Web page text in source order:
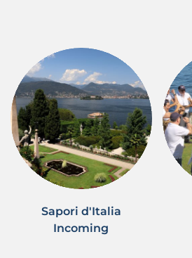
Sapori d'Italia
Incoming